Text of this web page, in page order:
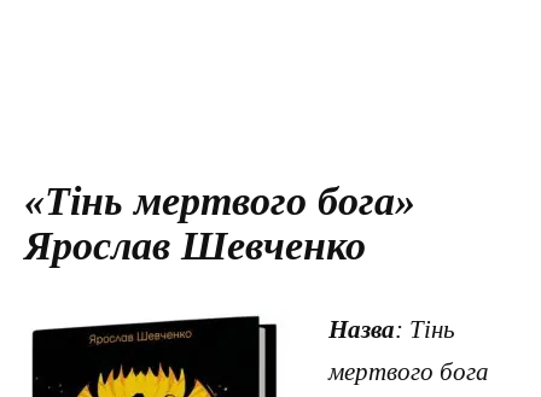
«Тінь мертвого бога»
Ярослав Шевченко
Назва: Тінь
мертвого бога